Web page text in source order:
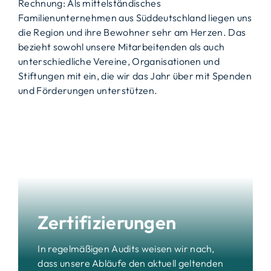
Rechnung: Als mittelständisches
Familienunternehmen aus Süddeutschland liegen uns
die Region und ihre Bewohner sehr am Herzen. Das
bezieht sowohl unsere Mitarbeitenden als auch
unterschiedliche Vereine, Organisationen und
Stiftungen mit ein, die wir das Jahr über mit Spenden
und Förderungen unterstützen.
Zertifizierungen
In regelmäßigen Audits weisen wir nach,
dass unsere Abläufe den aktuell geltenden